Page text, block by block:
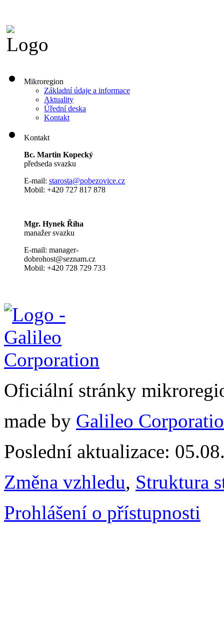
Mikroregion
Základní údaje a informace
Aktuality
Úřední deska
Kontakt
Kontakt
Bc. Martin Kopecký
předseda svazku
E-mail: starosta@pobezovice.cz
Mobil: +420 727 817 878
Mgr. Hynek Říha
manažer svazku
E-mail: manager-
dobrohost@seznam.cz
Mobil: +420 728 729 733
Oficiální stránky
made by Galileo
Poslední aktualizace:
Změna vzhledu, Struktura
Prohlášení o přístupnosti